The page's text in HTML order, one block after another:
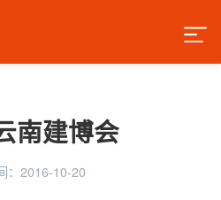
南建博会
：2016-10-20